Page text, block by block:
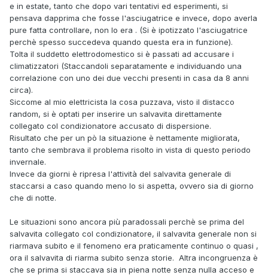
e in estate, tanto che dopo vari tentativi ed esperimenti, si
pensava dapprima che fosse l'asciugatrice e invece, dopo averla
pure fatta controllare, non lo era . (Si è ipotizzato l'asciugatrice
perchè spesso succedeva quando questa era in funzione).
Tolta il suddetto elettrodomestico si è passati ad accusare i
climatizzatori (Staccandoli separatamente e individuando una
correlazione con uno dei due vecchi presenti in casa da 8 anni
circa).
Siccome al mio elettricista la cosa puzzava, visto il distacco
random, si è optati per inserire un salvavita direttamente
collegato col condizionatore accusato di dispersione.
Risultato che per un pò la situazione è nettamente migliorata,
tanto che sembrava il problema risolto in vista di questo periodo
invernale.
Invece da giorni è ripresa l'attività del salvavita generale di
staccarsi a caso quando meno lo si aspetta, ovvero sia di giorno
che di notte.
Le situazioni sono ancora più paradossali perchè se prima del
salvavita collegato col condizionatore, il salvavita generale non si
riarmava subito e il fenomeno era praticamente continuo o quasi ,
ora il salvavita di riarma subito senza storie. Altra incongruenza è
che se prima si staccava sia in piena notte senza nulla acceso e